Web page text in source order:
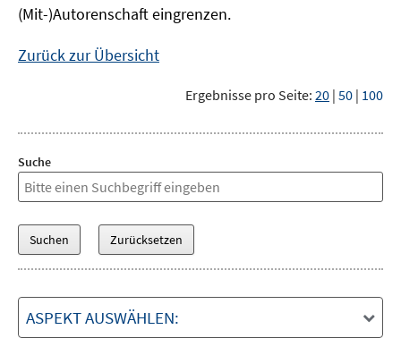
(Mit-)Autorenschaft eingrenzen.
Zurück zur Übersicht
Ergebnisse pro Seite: 20 | 50 | 100
Suche
ASPEKT AUSWÄHLEN: